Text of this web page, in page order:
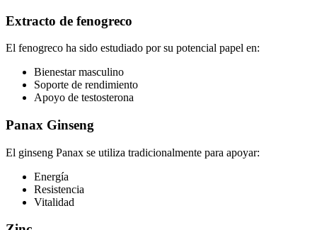
Extracto de fenogreco
El fenogreco ha sido estudiado por su potencial papel en:
Bienestar masculino
Soporte de rendimiento
Apoyo de testosterona
Panax Ginseng
El ginseng Panax se utiliza tradicionalmente para apoyar:
Energía
Resistencia
Vitalidad